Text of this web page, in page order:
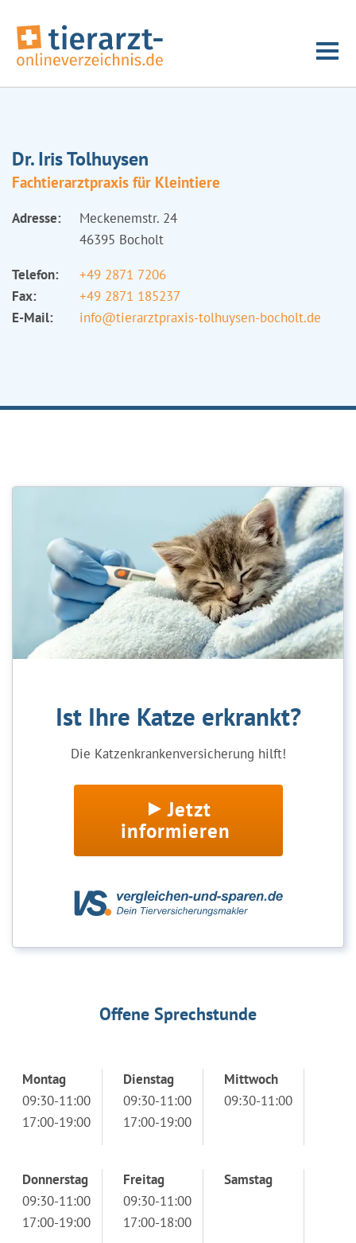
Dr. Iris Tolhuysen
Fachtierarztpraxis für Kleintiere
Adresse:
Meckenemstr. 24
46395 Bocholt
Telefon:
+49 2871 7206
Fax:
+49 2871 185237
E-Mail:
info@tierarztpraxis-tolhuysen-bocholt.de
Ist Ihre Katze erkrankt?
Die Katzenkrankenversicherung hilft!
Jetzt
informieren
Offene Sprechstunde
Montag
09:30-11:00
17:00-19:00
Dienstag
09:30-11:00
17:00-19:00
Mittwoch
09:30-11:00
Donnerstag
09:30-11:00
17:00-19:00
Freitag
09:30-11:00
17:00-18:00
Samstag